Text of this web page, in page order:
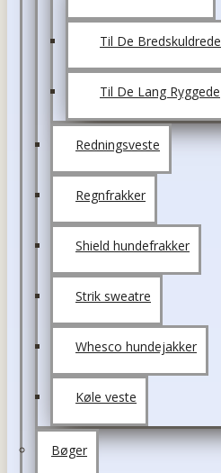
Til De Bredskuldrede
Til De Lang Ryggede
Redningsveste
Regnfrakker
Shield hundefrakker
Strik sweatre
Whesco hundejakker
Køle veste
Bøger